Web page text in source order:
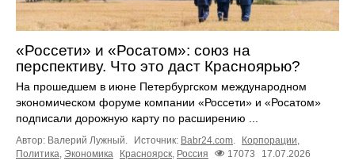
«Россети» и «Росатом»: союз на
перспективу. Что это даст Красноярью?
На прошедшем в июне Петербургском международном
экономическом форуме компании «Россети» и «Росатом»
подписали дорожную карту по расширению ...
Автор: Валерий Лужный. Источник: Babr24.com. Корпорации,
Политика, Экономика Красноярск, Россия 17073 17.07.2026